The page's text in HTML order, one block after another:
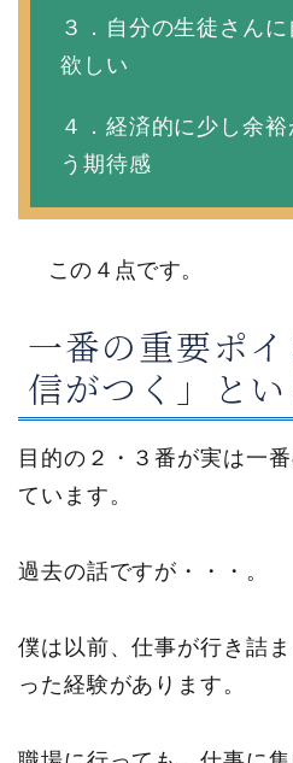
３．自分の生徒さん
欲しい
４．経済的に少し余
う期待感
この４点です。
一番の重要ポ
信がつく」とい
目的の２・３番が実は一
ています。
過去の話ですが・・・。
僕は以前、仕事が行き詰
った経験があります。